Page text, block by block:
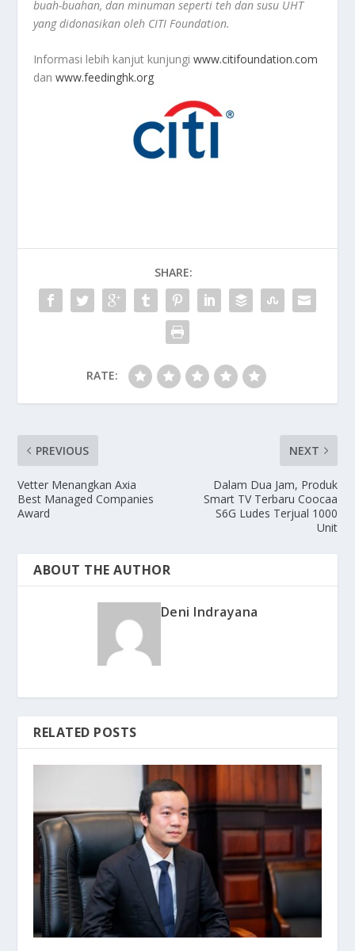
buah-buahan, dan minuman seperti teh dan susu UHT
yang didonasikan oleh CITI Foundation.
Informasi lebih kanjut kunjungiwww.citifoundation.com
danwww.feedinghk.org
SHARE:
RATE:
PREVIOUS
Vetter Menangkan Axia
Best Managed Companies
Award
NEXT
Dalam Dua Jam, Produk
Smart TV Terbaru Coocaa
S6G Ludes Terjual 1000
Unit
ABOUT THE AUTHOR
Deni Indrayana
RELATED POSTS